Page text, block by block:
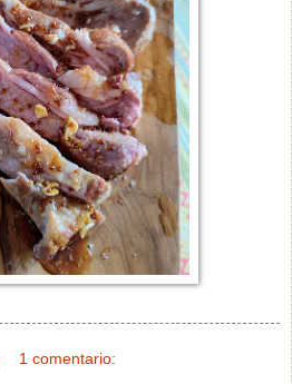
1 comentario: